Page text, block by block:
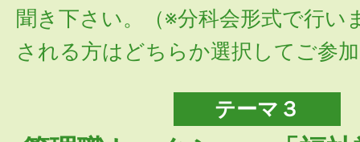
聞き下さい。（※分科会形式で行い
される方はどちらか選択してご参
テーマ３